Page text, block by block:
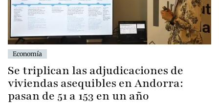
Economía
Se triplican las adjudicaciones de
viviendas asequibles en Andorra:
pasan de 51 a 153 en un año